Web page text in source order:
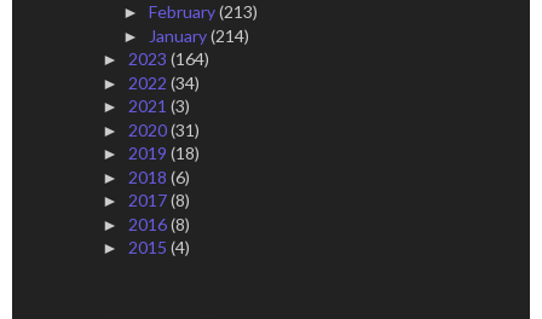
► February(213)
► January(214)
► 2023 (164)
► 2022 (34)
► 2021 (3)
► 2020(31)
► 2019 (18)
► 2018 (6)
► 2017(8)
► 2016(8)
► 2015 (4)